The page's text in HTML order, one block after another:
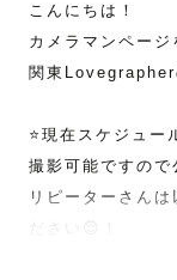
こんにちは！
カメラマンペー
関東Lovegrapher
⭐️現在スケジュー
撮影可能ですので
リピーターさん
ださい😌！